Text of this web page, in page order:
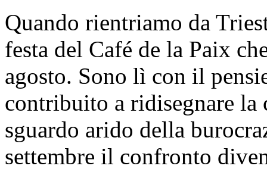
Quando rientriamo da
festa del Café de la Paix
agosto. Sono lì con il
contribuito a ridisegnare la
sguardo arido della
settembre il confronto